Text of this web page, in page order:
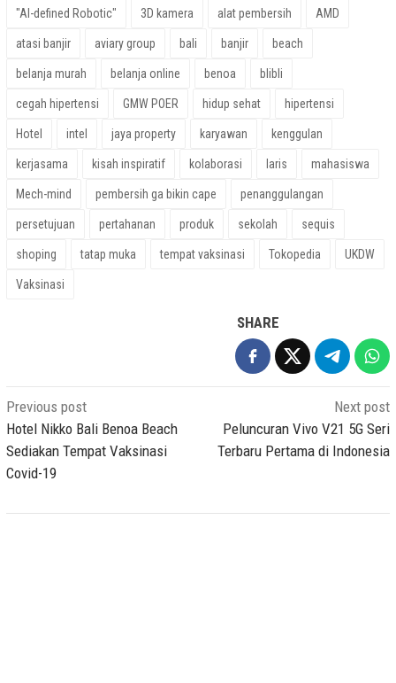
"AI-defined Robotic" 3D kamera alat pembersih AMD
atasi banjir aviary group bali banjir beach
belanja murah belanja online benoa blibli
cegah hipertensi GMW POER hidup sehat hipertensi
Hotel intel jaya property karyawan kenggulan
kerjasama kisah inspiratif kolaborasi laris mahasiswa
Mech-mind pembersih ga bikin cape penanggulangan
persetujuan pertahanan produk sekolah sequis
shoping tatap muka tempat vaksinasi Tokopedia UKDW
Vaksinasi
SHARE
Post
navigation
Previous post
Hotel Nikko Bali Benoa Beach
Sediakan Tempat Vaksinasi
Covid-19
Next post
Peluncuran Vivo V21 5G Seri
Terbaru Pertama di Indonesia